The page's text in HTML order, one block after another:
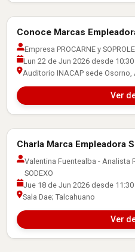
Actividades con Empresas
Conoce Marcas
Empresa PROCARNE y SOPROLE
Lun 22 de Jun 2026 desde
Auditorio INACAP sede Osorno,
Ver
Actividades con Empresas
Charla Marca Empleadora
Valentina Fuentealba - Analista
SODEXO
Jue 18 de Jun 2026 desde
Sala Dae; Talcahuano
Ver